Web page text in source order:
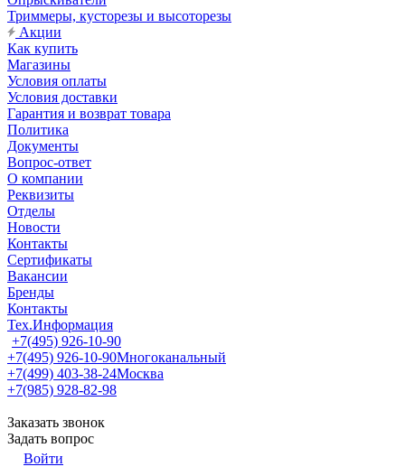
Триммеры, кусторезы и высоторезы
Акции
Как купить
Магазины
Условия оплаты
Условия доставки
Гарантия и возврат товара
Политика
Документы
Вопрос-ответ
О компании
Реквизиты
Отделы
Новости
Контакты
Сертификаты
Вакансии
Бренды
Контакты
Тех.Информация
+7(495) 926-10-90
+7(495) 926-10-90Многоканальный
+7(499) 403-38-24Москва
+7(985) 928-82-98
Заказать звонок
Задать вопрос
Войти